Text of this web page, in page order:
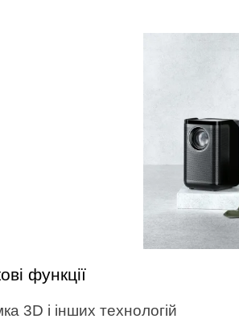
функції
3D і інших технологій